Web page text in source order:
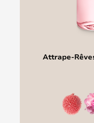
Attrape-